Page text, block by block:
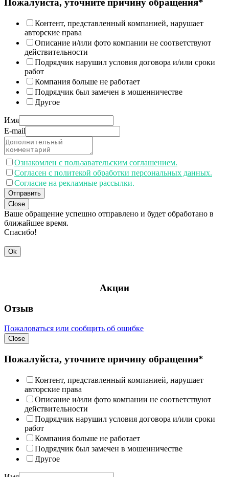
Пожалуйста, уточните причину обращения*
Контент, представленный компанией, нарушает
авторские права
Описание и/или фото компании не соответствуют
действительности
Подрядчик нарушил условия договора и/или сроки
работ
Компания больше не работает
Подрядчик был замечен в мошенничестве
Другое
Имя
E-mail
Ознакомлен с пользавательским соглашением.
Согласен с политекой обработки персональных данных.
Согласие на рекламные рассылки.
Отправить
Close
Ваше обращение успешно отправлено и будет обработано в
ближайшее время.
Спасибо!
Ok
Акции
Отзыв
Пожаловаться или сообщить об ошибке
Close
Пожалуйста, уточните причину обращения*
Контент, представленный компанией, нарушает
авторские права
Описание и/или фото компании не соответствуют
действительности
Подрядчик нарушил условия договора и/или сроки
работ
Компания больше не работает
Подрядчик был замечен в мошенничестве
Другое